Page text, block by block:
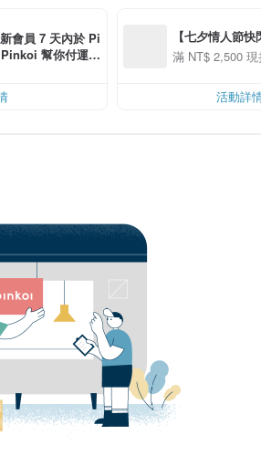
會員 7 天內於 Pi
幫你付運
【七夕情人節
用 APP 購買任
00 現折 NT$100
滿 NT$ 2,500
活動詳